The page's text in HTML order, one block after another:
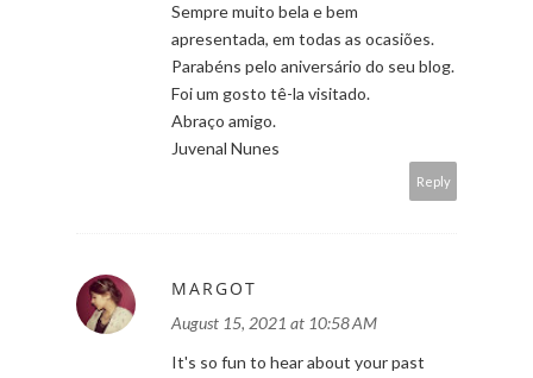
Sempre muito bela e bem
apresentada, em todas as ocasiões.
Parabéns pelo aniversário do seu blog.
Foi um gosto tê-la visitado.
Abraço amigo.
Juvenal Nunes
Reply
MARGOT
August 15, 2021 at 10:58 AM
It's so fun to hear about your past